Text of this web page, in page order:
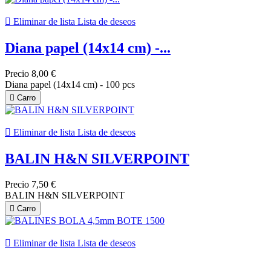
 Eliminar de lista Lista de deseos
Diana papel (14x14 cm) -...
Precio 8,00 €
Diana papel (14x14 cm) - 100 pcs
 Carro
 Eliminar de lista Lista de deseos
BALIN H&N SILVERPOINT
Precio 7,50 €
BALIN H&N SILVERPOINT
 Carro
 Eliminar de lista Lista de deseos